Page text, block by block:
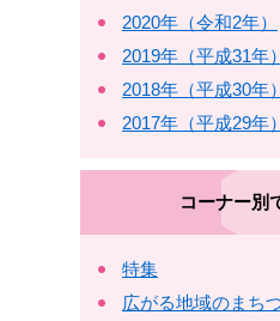
2020年（令和2年）
2019年（平成31年）
2018年（平成30年）
2017年（平成29年）
コーナー別
特集
広がる地域のまち